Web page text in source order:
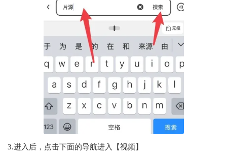
3.进入后，点击下面的导航进入【视频】